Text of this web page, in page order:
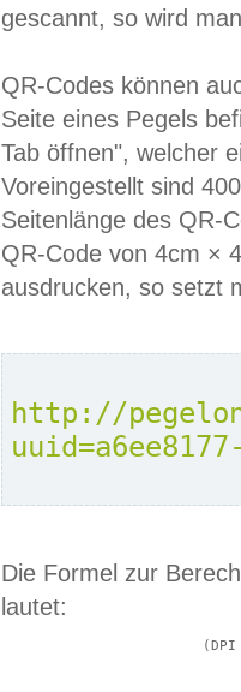
gescannt, so wird
QR-Codes können
Seite eines Pegels
Tab öffnen", welcher
Voreingestellt sind
Seitenlänge des QR-
QR-Code von 4cm ×
ausdrucken, so setzt
http://
Die Formel zur
lautet: